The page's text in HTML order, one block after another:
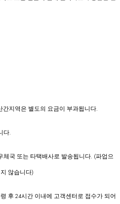
지역은 별도의 요금이 부과됩니다.
다.
체국 또는 타택배사로 발송됩니다. (파업으
않습니다)
후 24시간 이내에 고객센터로 접수가 되어